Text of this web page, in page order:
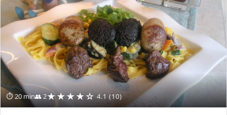
⏱ 20 min👥 2★★★★☆ 4.1 (10)